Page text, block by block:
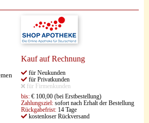
Kauf auf Rechnung
für Neukunden
für Privatkunden
für Firmenkunden
bis: € 100,00 (bei Erstbestellung)
Zahlungsziel: sofort nach Erhalt der Bestellung
Rückgabefrist: 14 Tage
kostenloser Rückversand